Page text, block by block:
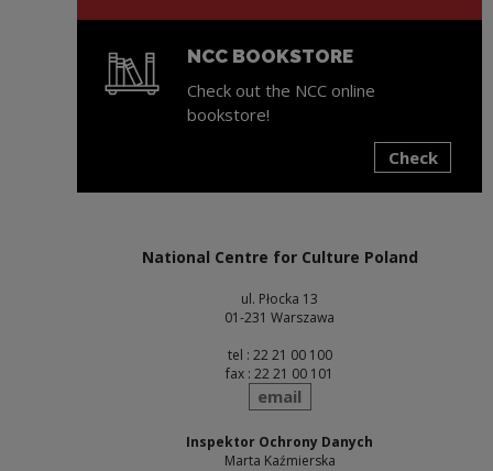
NCC BOOKSTORE
Check out the NCC online
bookstore!
Check
National Centre for Culture Poland
ul. Płocka 13
01-231 Warszawa
tel : 22 21 00 100
fax : 22 21 00 101
send
email
Inspektor Ochrony Danych
Marta Kaźmierska